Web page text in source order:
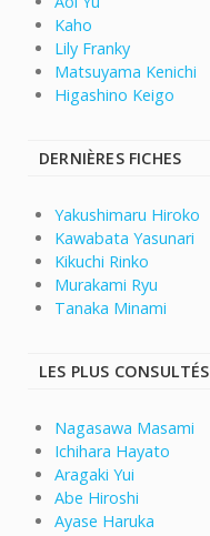
Kaho
Lily Franky
Matsuyama Kenichi
Higashino Keigo
DERNIÈRES FICHES
Yakushimaru Hiroko
Kawabata Yasunari
Kikuchi Rinko
Murakami Ryu
Tanaka Minami
LES PLUS CONSULTÉS
Nagasawa Masami
Ichihara Hayato
Aragaki Yui
Abe Hiroshi
Ayase Haruka